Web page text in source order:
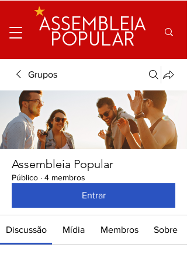
ASSEMBLEIA
POPULAR
Grupos
Assembleia Popular
Público · 4 membros
Entrar
Discussão Mídia Membros Sobre